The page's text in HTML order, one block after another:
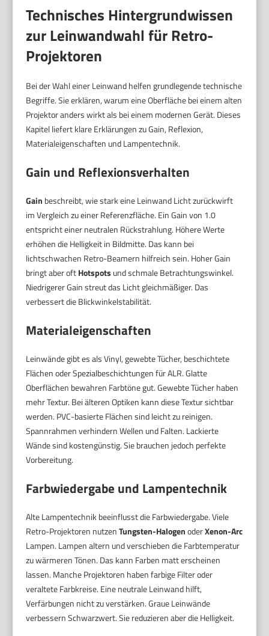
Technisches Hintergrundwissen
zur Leinwandwahl für Retro-
Projektoren
Bei der Wahl einer Leinwand helfen grundlegende technische
Begriffe. Sie erklären, warum eine Oberfläche bei einem alten
Projektor anders wirkt als bei einem modernen Gerät. Dieses
Kapitel liefert klare Erklärungen zu Gain, Reflexion,
Materialeigenschaften und Lampentechnik.
Gain und Reflexionsverhalten
Gain beschreibt, wie stark eine Leinwand Licht zurückwirft
im Vergleich zu einer Referenzfläche. Ein Gain von 1.0
entspricht einer neutralen Rückstrahlung. Höhere Werte
erhöhen die Helligkeit in Bildmitte. Das kann bei
lichtschwachen Retro-Beamern hilfreich sein. Hoher Gain
bringt aber oftHotspots und schmale Betrachtungswinkel.
Niedrigerer Gain streut das Licht gleichmäßiger. Das
verbessert die Blickwinkelstabilität.
Materialeigenschaften
Leinwände gibt es als Vinyl, gewebte Tücher, beschichtete
Flächen oder Spezialbeschichtungen für ALR. Glatte
Oberflächen bewahren Farbtöne gut. Gewebte Tücher haben
mehr Textur. Bei älteren Optiken kann diese Textur sichtbar
werden. PVC-basierte Flächen sind leicht zu reinigen.
Spannrahmen verhindern Wellen und Falten. Lackierte
Wände sind kostengünstig. Sie brauchen jedoch perfekte
Vorbereitung.
Farbwiedergabe und Lampentechnik
Alte Lampentechnik beeinflusst die Farbwiedergabe. Viele
Retro-Projektoren nutzenTungsten-HalogenoderXenon-Arc
Lampen. Lampen altern und verschieben die Farbtemperatur
zu wärmeren Tönen. Das kann Farben matt erscheinen
lassen. Manche Projektoren haben farbige Filter oder
veraltete Farbkreise. Eine neutrale Leinwand hilft,
Verfärbungen nicht zu verstärken. Graue Leinwände
verbessern Schwarzwert. Sie reduzieren aber die Helligkeit.